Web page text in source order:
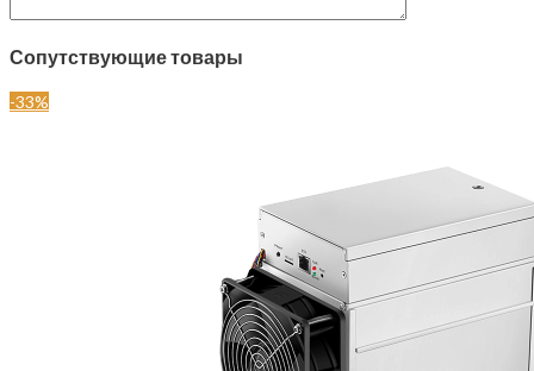
Сопутствующие товары
-33%